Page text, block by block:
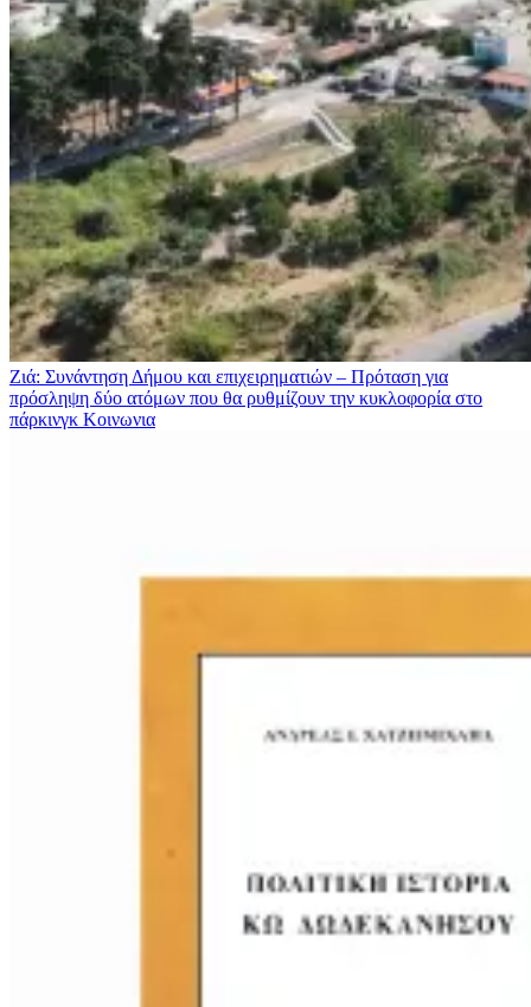
Ζιά: Συνάντηση Δήμου και επιχειρηματιών – Πρόταση για
πρόσληψη δύο ατόμων που θα ρυθμίζουν την κυκλοφορία στο
πάρκινγκ Κοινωνια